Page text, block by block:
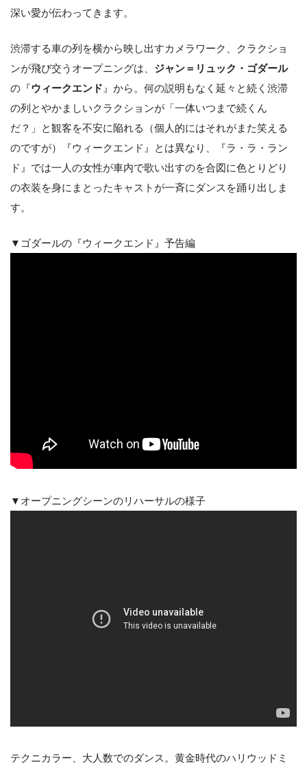
深い愛が伝わってきます。
渋滞する車の列を横から映し出すカメラワーク、クラクショ
ンが飛び交うオープニングは、 ジャン＝リュック・ゴダール
の『ウィークエンド 』から。何の説明もなく延々と続く渋滞
の列とやかましいクラクションが「一体いつまで続くん
だ？」と観客を不安に陥れる（個人的にはそれがまた笑える
のですが）『ウィークエンド』とは異なり、『ラ・ラ・ラン
ド』では一人の女性が車内で歌い出すのを合図に色とりどり
の衣装を身にまとったキャストが一斉にダンスを踊り出しま
す。
▼ゴダールの『ウィークエンド』予告編
▼オープニングシーンのリハーサルの様子
テクニカラー、大人数でのダンス。黄金時代のハリウッドミ